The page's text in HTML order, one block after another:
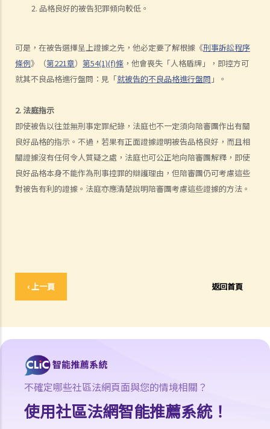
品格良好的被告犯罪傾向較低。
可是，在被告選擇呈上證據之先，他必定要了解根據《刑事訴訟程序
條例》（第221章） 第54(1)(f)條 ，他會喪失「人格盾牌」，即控方可
就其不良品格進行盤問：見「就被告的不良品格進行盤問 」。
2. 法庭指示
即使被告以往並無刑事定罪紀錄，法庭也不一定須向陪審團作出有關
良好品格的指示。不過，若果有正面證據證明被告品格良好，而且相
關證據沒有任何令人質疑之處，法庭也可公正地向陪審團解釋，即使
良好品格本身不能作為刑事控罪的辯護理由，但陪審團仍可考慮這些
對被告有利的證據。法庭亦應清楚說明陪審團考慮這些證據的方法。
‹ 上一頁 返回首頁
1. 在列隊認人及其他認人程序中，我有哪些權利？
b. 庭上辨認
c. 其他目視指認程序
e. 其他類型的指認證據
審判階段
1. 控方如何把被告人定罪？
a. 刑事案件中的舉證責任和舉證準則之概述
1. 控方的提證責任和法律舉證責任
3. 司法認知
4. 誰可出庭作證？
a. 同案被告人作為證人
b. 配偶作為證人
c. 兒童作為證人
不確定哪些社區法網頁面與您的情境相關？
使用社區法網智能推薦系統！